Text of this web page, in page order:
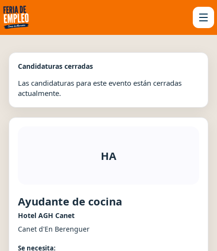
Candidaturas cerradas
Las candidaturas para este evento están cerradas
actualmente.
HA
Ayudante de cocina
Hotel AGH Canet
Canet d'En Berenguer
Se necesita: